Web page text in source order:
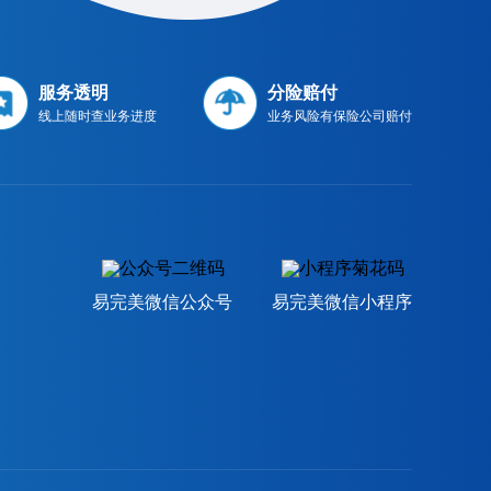
服务透明
线上随时查业务进度
分险赔付
业务风险有保险公司赔付
易完美微信公众号 易完美微信小程序